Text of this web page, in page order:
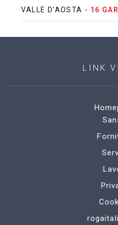
VALLE D'AOSTA - 16
LINK